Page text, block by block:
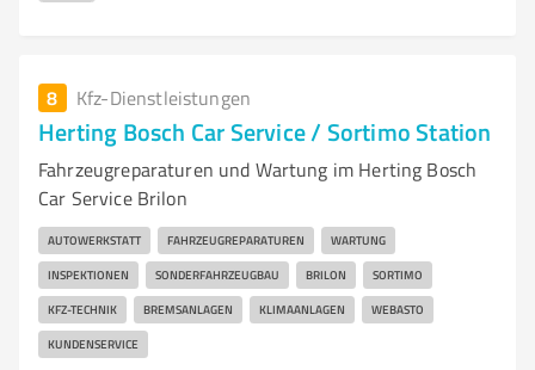
8 Kfz-Dienstleistungen
Herting Bosch Car Service / Sortimo Station
Fahrzeugreparaturen und Wartung im Herting Bosch
Car Service Brilon
AUTOWERKSTATT FAHRZEUGREPARATUREN WARTUNG
INSPEKTIONEN SONDERFAHRZEUGBAU BRILON SORTIMO
KFZ-TECHNIK BREMSANLAGEN KLIMAANLAGEN WEBASTO
KUNDENSERVICE